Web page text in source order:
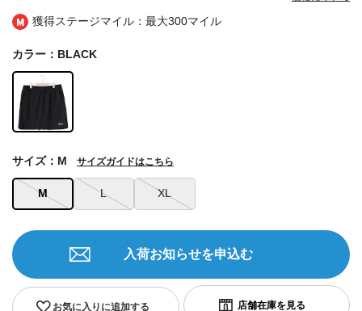
獲得ステージマイル：最大300マイル
カラー：BLACK
M L XL
サイズ：M サイズガイドはこちら
お気に入りに追加する
入荷お知らせを申込む